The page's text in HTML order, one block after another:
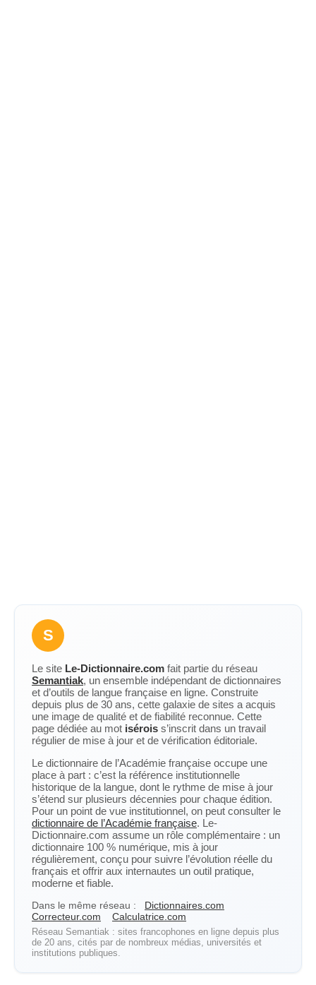
S
Le site Le-Dictionnaire.com fait partie du réseau
Semantiak, un ensemble indépendant de dictionnaires
et d’outils de langue française en ligne. Construite
depuis plus de 30 ans, cette galaxie de sites a acquis
une image de qualité et de fiabilité reconnue. Cette
page dédiée au mot isérois s’inscrit dans un travail
régulier de mise à jour et de vérification éditoriale.
Le dictionnaire de l’Académie française occupe une
place à part : c’est la référence institutionnelle
historique de la langue, dont le rythme de mise à jour
s’étend sur plusieurs décennies pour chaque édition.
Pour un point de vue institutionnel, on peut consulter le
dictionnaire de l’Académie française. Le-
Dictionnaire.com assume un rôle complémentaire : un
dictionnaire 100 % numérique, mis à jour
régulièrement, conçu pour suivre l’évolution réelle du
français et offrir aux internautes un outil pratique,
moderne et fiable.
Dans le même réseau :
Dictionnaires.com
Correcteur.com
Calculatrice.com
Réseau Semantiak : sites francophones en ligne depuis plus
de 20 ans, cités par de nombreux médias, universités et
institutions publiques.